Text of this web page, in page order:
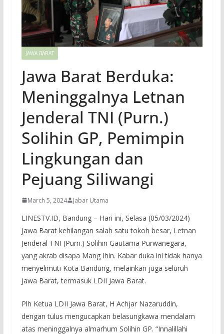
JAWA BARAT
Jawa Barat Berduka:
Meninggalnya Letnan
Jenderal TNI (Purn.)
Solihin GP, Pemimpin
Lingkungan dan
Pejuang Siliwangi
March 5, 2024 Jabar Utama
LINESTV.ID, Bandung – Hari ini, Selasa (05/03/2024)
Jawa Barat kehilangan salah satu tokoh besar, Letnan
Jenderal TNI (Purn.) Solihin Gautama Purwanegara,
yang akrab disapa Mang Ihin. Kabar duka ini tidak hanya
menyelimuti Kota Bandung, melainkan juga seluruh
Jawa Barat, termasuk LDII Jawa Barat.
Plh Ketua LDII Jawa Barat, H Achjar Nazaruddin,
dengan tulus mengucapkan belasungkawa mendalam
atas meninggalnya almarhum Solihin GP. “Innalillahi